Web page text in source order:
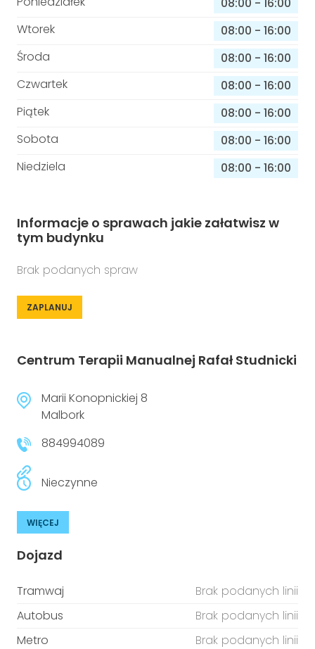
Wtorek
08:00 - 16:00
Środa
08:00 - 16:00
Czwartek
08:00 - 16:00
Piątek
08:00 - 16:00
Sobota
08:00 - 16:00
Niedziela
08:00 - 16:00
Informacje o sprawach jakie załatwisz w
tym budynku
Brak podanych spraw
ZAPLANUJ
Centrum Terapii Manualnej Rafał Studnicki
Marii Konopnickiej 8
Malbork
884994089
Nieczynne
WIĘCEJ
Dojazd
Tramwaj
Brak podanych linii
Autobus
Brak podanych linii
Metro
Brak podanych linii